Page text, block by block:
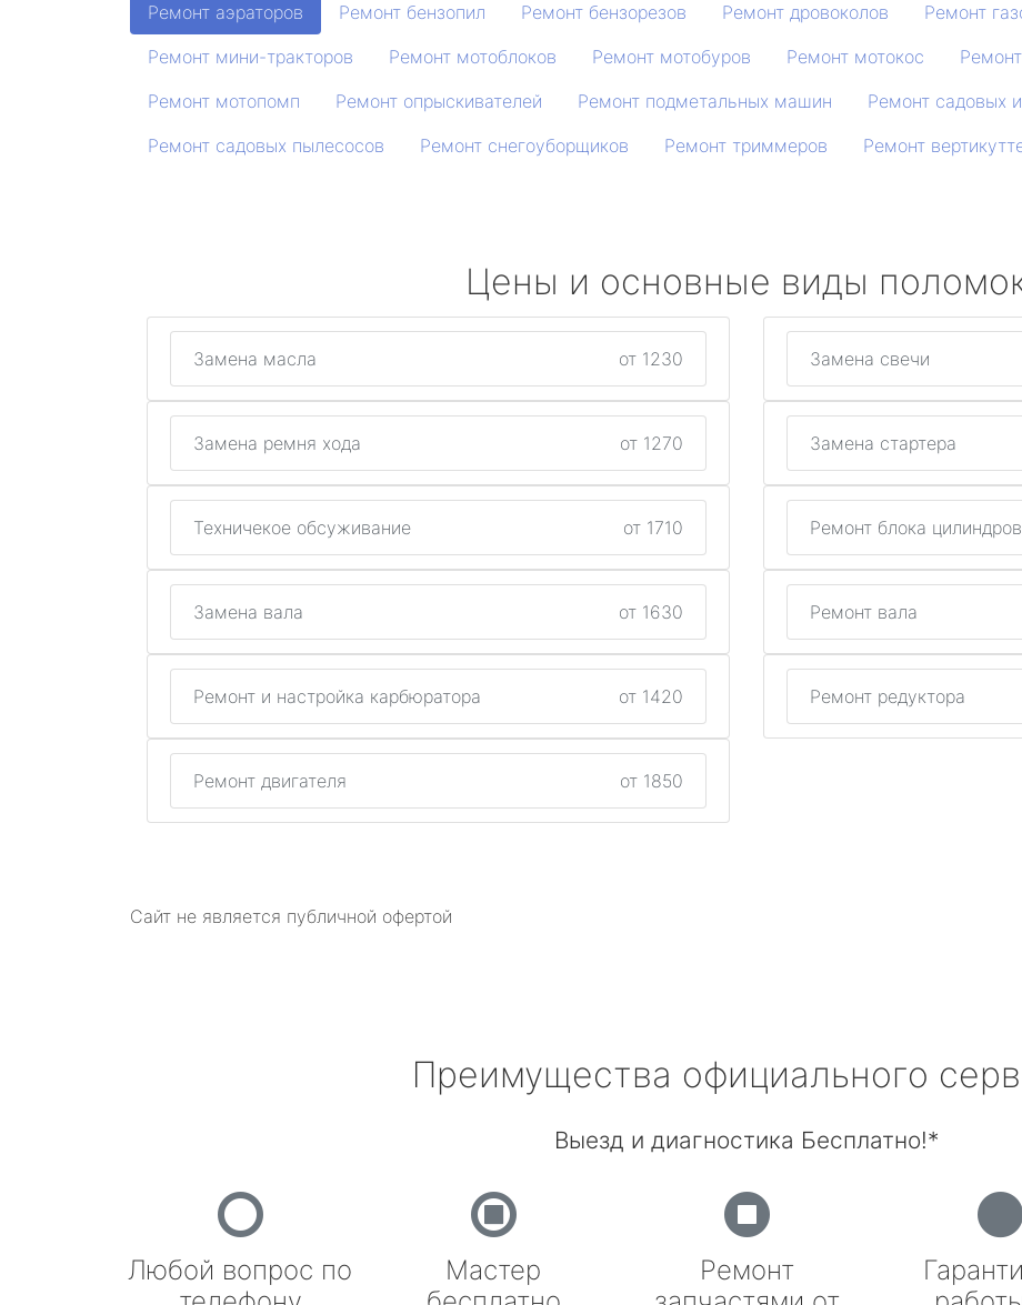
Ремонт аэраторов Ремонт бензопил Ремонт бензорезов Ремонт дровоколов Ремонт
Ремонт мини-тракторов
Ремонт мотоблоков Ремонт мотобуров Ремонт мотокос
Ремонт мотопомп
Ремонт опрыскивателей Ремонт подметальных машин
Ремонт садовых
Ремонт садовых пылесосов
Ремонт снегоуборщиков Ремонт триммеров Ремонт
Цены и основные виды
Замена масла от 1230 Замена свечи
Замена ремня хода от 1270 Замена стартера
Техничекое обсуживание от 1710 Ремонт блока цилиндров
Замена вала от 1630 Ремонт вала
Ремонт и настройка карбюратора от 1420 Ремонт редуктора
Ремонт двигателя от 1850
Сайт не является публичной офертой
Преимущества официального
Выезд и диагностика Бесплатно!*
Любой вопрос по
Мастер
Ремонт